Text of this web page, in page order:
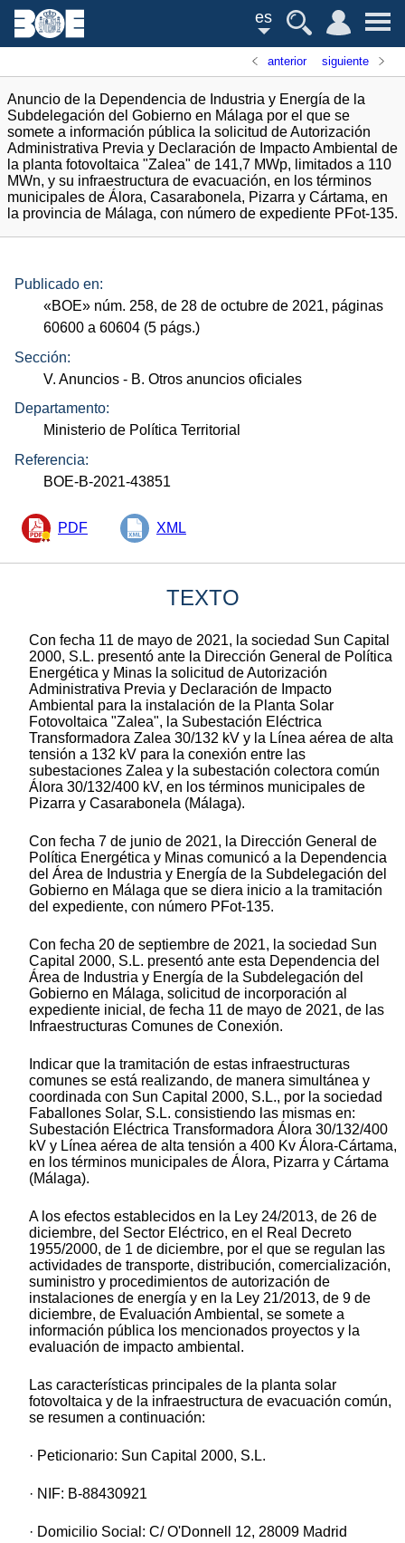
es
anterior siguiente
Anuncio de la Dependencia de Industria y Energía de la
Subdelegación del Gobierno en Málaga por el que se
somete a información pública la solicitud de Autorización
Administrativa Previa y Declaración de Impacto Ambiental de
la planta fotovoltaica "Zalea" de 141,7 MWp, limitados a 110
MWn, y su infraestructura de evacuación, en los términos
municipales de Álora, Casarabonela, Pizarra y Cártama, en
la provincia de Málaga, con número de expediente PFot-135.
Publicado en:
«BOE» núm. 258, de 28 de octubre de 2021, páginas
60600 a 60604 (5 págs.)
Sección:
V. Anuncios - B. Otros anuncios oficiales
Departamento:
Ministerio de Política Territorial
Referencia:
BOE-B-2021-43851
PDF XML
TEXTO
Con fecha 11 de mayo de 2021, la sociedad Sun Capital
2000, S.L. presentó ante la Dirección General de Política
Energética y Minas la solicitud de Autorización
Administrativa Previa y Declaración de Impacto
Ambiental para la instalación de la Planta Solar
Fotovoltaica "Zalea", la Subestación Eléctrica
Transformadora Zalea 30/132 kV y la Línea aérea de alta
tensión a 132 kV para la conexión entre las
subestaciones Zalea y la subestación colectora común
Álora 30/132/400 kV, en los términos municipales de
Pizarra y Casarabonela (Málaga).
Con fecha 7 de junio de 2021, la Dirección General de
Política Energética y Minas comunicó a la Dependencia
del Área de Industria y Energía de la Subdelegación del
Gobierno en Málaga que se diera inicio a la tramitación
del expediente, con número PFot-135.
Con fecha 20 de septiembre de 2021, la sociedad Sun
Capital 2000, S.L. presentó ante esta Dependencia del
Área de Industria y Energía de la Subdelegación del
Gobierno en Málaga, solicitud de incorporación al
expediente inicial, de fecha 11 de mayo de 2021, de las
Infraestructuras Comunes de Conexión.
Indicar que la tramitación de estas infraestructuras
comunes se está realizando, de manera simultánea y
coordinada con Sun Capital 2000, S.L., por la sociedad
Faballones Solar, S.L. consistiendo las mismas en:
Subestación Eléctrica Transformadora Álora 30/132/400
kV y Línea aérea de alta tensión a 400 Kv Álora-Cártama,
en los términos municipales de Álora, Pizarra y Cártama
(Málaga).
A los efectos establecidos en la Ley 24/2013, de 26 de
diciembre, del Sector Eléctrico, en el Real Decreto
1955/2000, de 1 de diciembre, por el que se regulan las
actividades de transporte, distribución, comercialización,
suministro y procedimientos de autorización de
instalaciones de energía y en la Ley 21/2013, de 9 de
diciembre, de Evaluación Ambiental, se somete a
información pública los mencionados proyectos y la
evaluación de impacto ambiental.
Las características principales de la planta solar
fotovoltaica y de la infraestructura de evacuación común,
se resumen a continuación:
· Peticionario: Sun Capital 2000, S.L.
· NIF: B-88430921
· Domicilio Social: C/ O'Donnell 12, 28009 Madrid